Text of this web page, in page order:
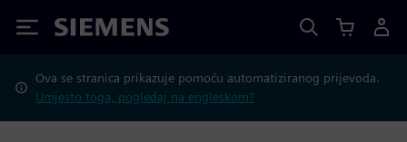
Siemens
Ova se stranica prikazuje pomoću automatiziranog prijevoda.
Umjesto toga, pogledaj na engleskom?